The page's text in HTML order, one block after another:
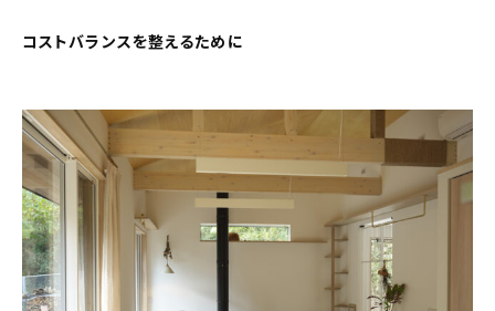
コストバランスを整えるために